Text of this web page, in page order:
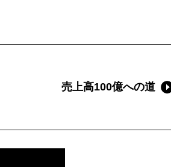
売上高100億への道